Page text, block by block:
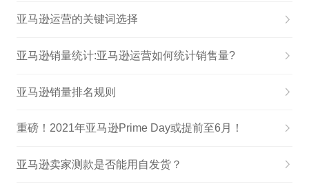
亚马逊运营的关键词选择
亚马逊销量统计:亚马逊运营如何统计销售量?
亚马逊销量排名规则
重磅！2021年亚马逊Prime Day或提前至6月！
亚马逊卖家测款是否能用自发货？